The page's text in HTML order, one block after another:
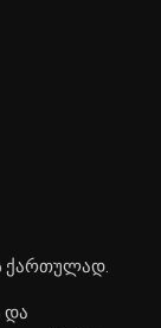
ქართულად.
და